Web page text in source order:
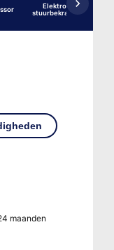
Elektrohydraulische
stuurbekrachtiging
maanden